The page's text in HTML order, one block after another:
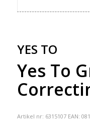
YES TO
Yes To
Artikel nr: 6315107 EAN: